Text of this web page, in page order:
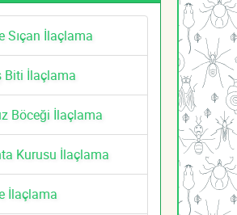
Sıçan İlaçlama
Biti İlaçlama
Böceği İlaçlama
Kurusu İlaçlama
İlaçlama